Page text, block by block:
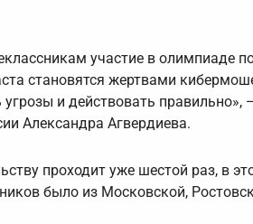
участие в олимпиаде
становятся жертвами
и действовать правильно»,
Александра Агвердиева.
проходит уже шестой раз, в
было из Московской,